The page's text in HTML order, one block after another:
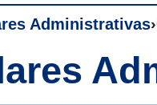
Administrativas